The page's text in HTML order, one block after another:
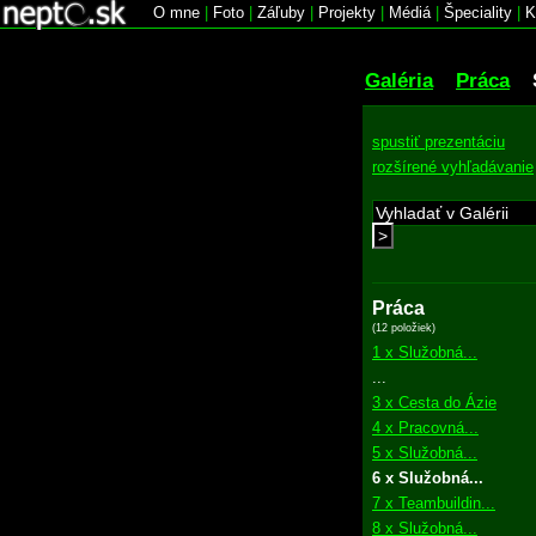
O mne Foto Záľuby Projekty Médiá| Špeciality
Galéria Práca
spustiť prezentáciu
rozšírené vyhľadávanie
>
Práca
(12 položiek)
1 x Služobná...
3 x Cesta do Ázie
4 x Pracovná...
5 x Služobná...
6 x Služobná...
7 x Teambuildin...
8 x Služobná...